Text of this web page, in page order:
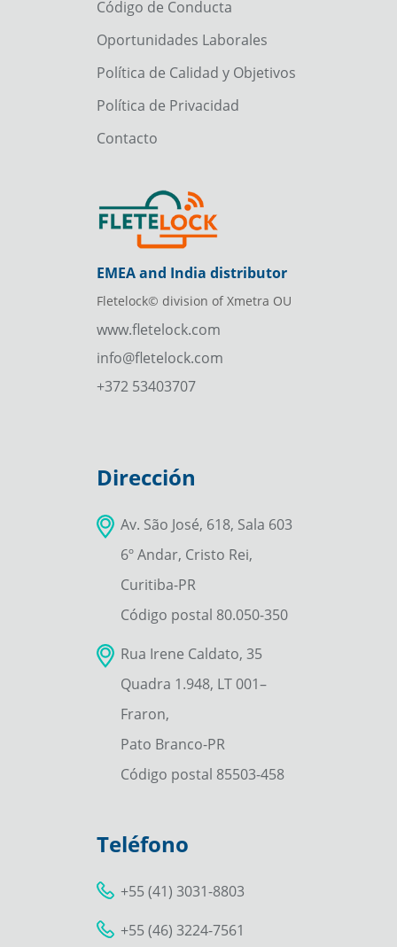
Código de Conducta
Oportunidades Laborales
Política de Calidad y Objetivos
Política de Privacidad
Contacto
EMEA and India distributor
Fletelock© division of Xmetra OU
www.fletelock.com
info@fletelock.com
+372 53403707
Dirección
Av. São José, 618, Sala 603
6º Andar, Cristo Rei,
Curitiba-PR
Código postal 80.050-350
Rua Irene Caldato, 35
Quadra 1.948, LT 001–
Fraron,
Pato Branco-PR
Código postal 85503-458
Teléfono
+55 (41) 3031-8803
+55 (46) 3224-7561